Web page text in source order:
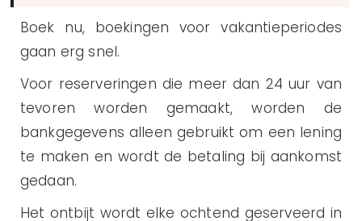
Boek nu, boekingen voor vakantieperiodes
gaan erg snel.
Voor reserveringen die meer dan 24 uur van
tevoren worden gemaakt, worden de
bankgegevens alleen gebruikt om een lening
te maken en wordt de betaling bij aankomst
gedaan.
Het ontbijt wordt elke ochtend geserveerd in